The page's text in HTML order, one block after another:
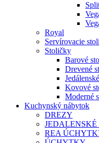
Royal
Servírovacie
Stoličky
Barové
Drevené
Kovové
Moderné
Kuchynský nábytok
DREZY
REA